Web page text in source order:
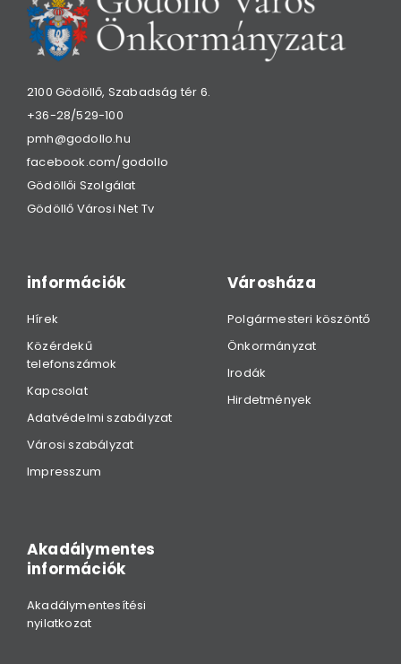
2100 Gödöllő, Szabadság tér 6.
+36-28/529-100
pmh@godollo.hu
facebook.com/godollo
Gödöllői Szolgálat
Gödöllő Városi Net Tv
információk
Hírek
Közérdekű
telefonszámok
Kapcsolat
Adatvédelmi szabályzat
Városi szabályzat
Impresszum
Városháza
Polgármesteri köszöntő
Önkormányzat
Irodák
Hirdetmények
Akadálymentes
információk
Akadálymentesítési
nyilatkozat